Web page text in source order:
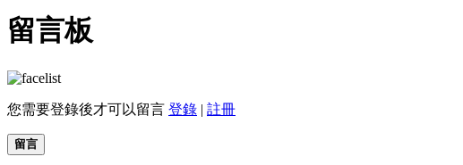
留言板
您需要登錄後才可以留言 登錄 | 註冊
留言